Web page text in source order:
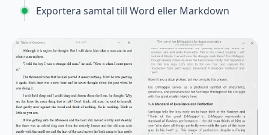
Exportera samtal till Word eller Markdown